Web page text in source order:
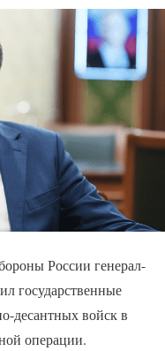
России генерал-
государственные
десантных войск в
операции.